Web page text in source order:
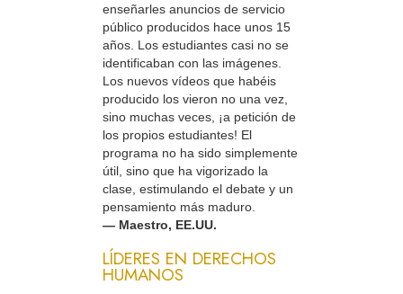
enseñarles anuncios de servicio
público producidos hace unos 15
años. Los estudiantes casi no se
identificaban con las imágenes.
Los nuevos vídeos que habéis
producido los vieron no una vez,
sino muchas veces, ¡a petición de
los propios estudiantes! El
programa no ha sido simplemente
útil, sino que ha vigorizado la
clase, estimulando el debate y un
pensamiento más maduro.
— Maestro, EE.UU.
LÍDERES EN DERECHOS
HUMANOS